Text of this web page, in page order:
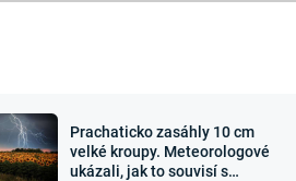
Sledujte nás
Prachaticko zasáhly 10 cm
velké kroupy. Meteorologové
ukázali, jak to souvisí s